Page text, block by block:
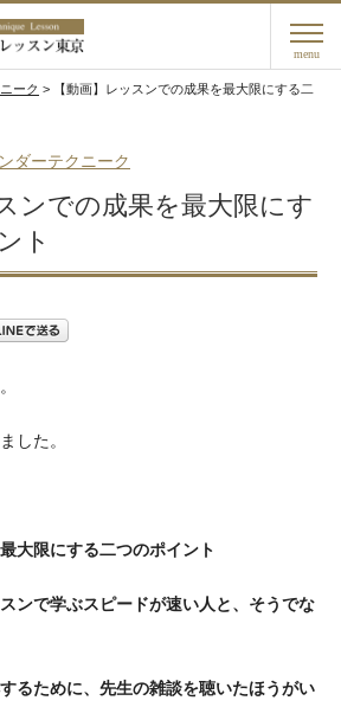
menu
ーク >
【動画】レッスンでの成果を最大限にする二
ダーテクニーク
ンでの成果を最大限にす
ト
した。
大限にする二つのポイント
ンで学ぶスピードが速い人と、そうでな
るために、先生の雑談を聴いたほうがい